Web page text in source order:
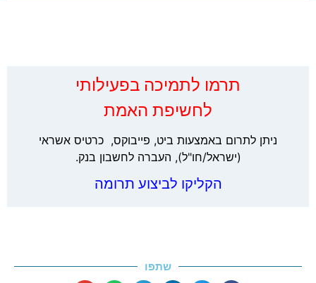
‏תרמו לתמיכה בפעילותי
לחשיפת האמת
ניתן לתרום באמצעות ביט, פייבוקס, כרטיס אשראי
(ישראל/חו"ל), העברה לחשבון בנק.
הקליקו לביצוע תרומה
שתפו